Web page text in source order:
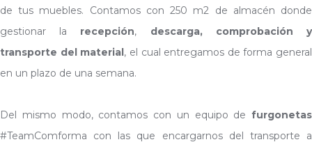
de tus muebles. Contamos con 250 m2 de almacén donde
gestionar la recepción, descarga, comprobación y
transporte del material, el cual entregamos de forma general
en un plazo de una semana.
Del mismo modo, contamos con un equipo de furgonetas
#TeamComforma con las que encargarnos del transporte a